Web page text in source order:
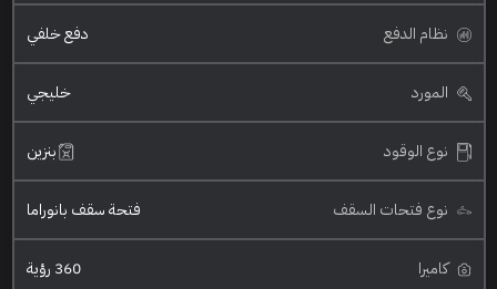
نظام الدفع دفع خلفي
المورد خليجي
نوع الوقود بنزين
نوع فتحات السقف فتحة سقف بانوراما
كاميرا 360 رؤية